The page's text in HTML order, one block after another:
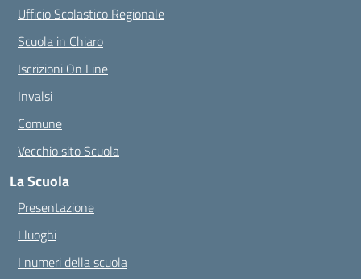
Ufficio Scolastico Regionale
Scuola in Chiaro
Iscrizioni On Line
Invalsi
Comune
Vecchio sito Scuola
La Scuola
Presentazione
I luoghi
I numeri della scuola